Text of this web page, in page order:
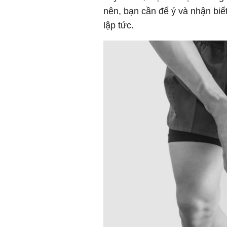
nên, bạn cần để ý và nhận
lập tức.